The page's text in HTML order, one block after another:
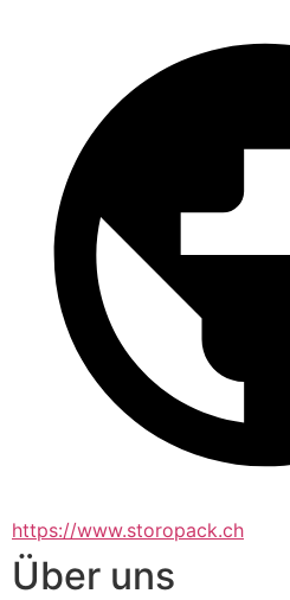
https://www.storopack.ch
Über uns